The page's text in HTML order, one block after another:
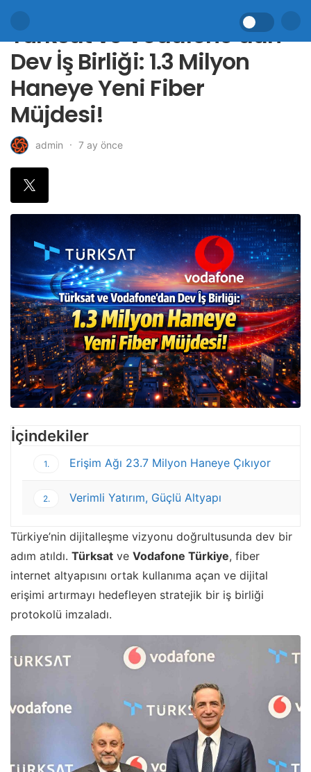
Türksat ve Vodafone’dan
Dev İş Birliği: 1.3 Milyon
Haneye Yeni Fiber
Müjdesi!
admin 7 ay önce
İçindekiler
1. Erişim Ağı 23.7 Milyon Haneye Çıkıyor
2. Verimli Yatırım, Güçlü Altyapı
Türkiye’nin dijitalleşme vizyonu doğrultusunda dev bir
adım atıldı. Türksat ve Vodafone Türkiye, fiber
internet altyapısını ortak kullanıma açan ve dijital
erişimi artırmayı hedefleyen stratejik bir iş birliği
protokolü imzaladı.